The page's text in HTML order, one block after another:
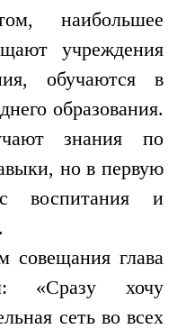
наибольшее
учреждения
обучаются в
образования.
знания по
но в первую
воспитания и
совещания глава
«Сразу хочу
сеть во всех